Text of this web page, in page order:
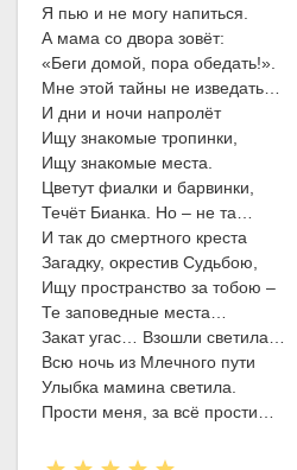
Я пью и не могу напиться.
А мама со двора зовёт:
«Беги домой, пора обедать!».
Мне этой тайны не изведать…
И дни и ночи напролёт
Ищу знакомые тропинки,
Ищу знакомые места.
Цветут фиалки и барвинки,
Течёт Бианка. Но – не та…
И так до смертного креста
Загадку, окрестив Судьбою,
Ищу пространство за тобою –
Те заповедные места…
Закат угас… Взошли светила…
Всю ночь из Млечного пути
Улыбка мамина светила.
Прости меня, за всё прости…